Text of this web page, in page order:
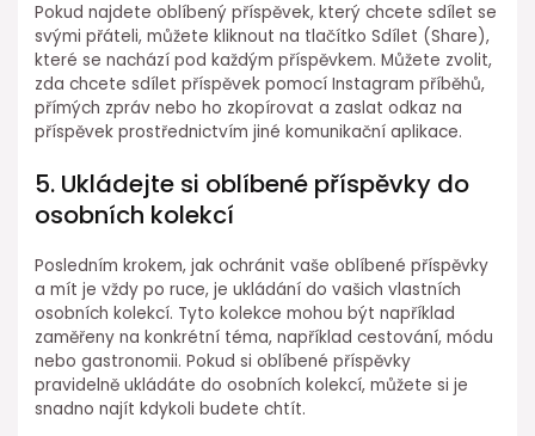
Pokud najdete oblíbený příspěvek, který chcete sdílet se
svými přáteli, můžete kliknout na tlačítko Sdílet (Share),
které se nachází pod každým příspěvkem. Můžete zvolit,
zda chcete sdílet příspěvek pomocí Instagram příběhů,
přímých zpráv nebo ho zkopírovat a zaslat odkaz na
příspěvek prostřednictvím jiné komunikační aplikace.
5. Ukládejte si oblíbené příspěvky do
osobních kolekcí
Posledním krokem, jak ochránit vaše oblíbené příspěvky
a mít je vždy po ruce, je ukládání do vašich vlastních
osobních kolekcí. Tyto kolekce mohou být například
zaměřeny na konkrétní téma, například cestování, módu
nebo gastronomii. Pokud si oblíbené příspěvky
pravidelně ukládáte do osobních kolekcí, můžete si je
snadno najít kdykoli budete chtít.